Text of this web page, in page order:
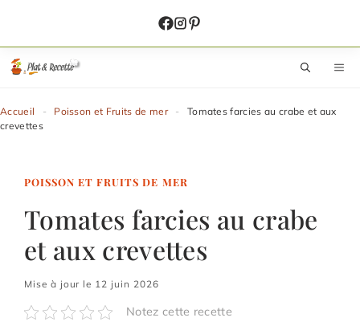
contenu
Accueil - Poisson et Fruits de mer -
Tomates farcies au crabe et aux
crevettes
POISSON ET FRUITS DE MER
Tomates farcies au crabe
et aux crevettes
Mise à jour le 12 juin 2026
Notez cette recette